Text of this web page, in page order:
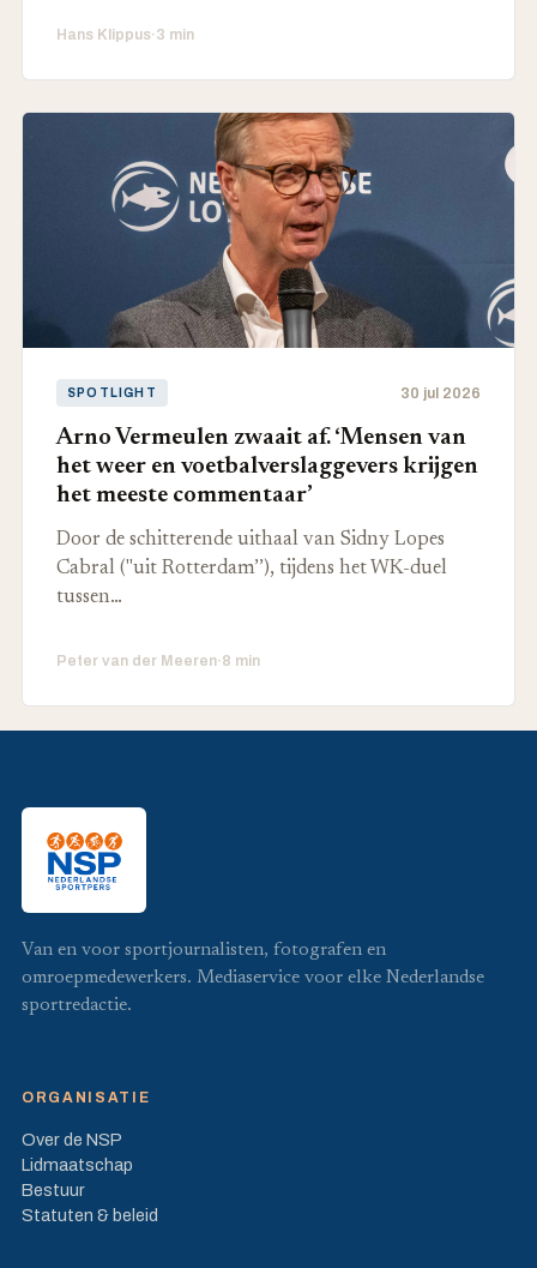
Hans Klippus·3 min
SPOTLIGHT 30 jul 2026
Arno Vermeulen zwaait af. ‘Mensen van
het weer en voetbalverslaggevers krijgen
het meeste commentaar’
Door de schitterende uithaal van Sidny Lopes
Cabral ("uit Rotterdam’’), tijdens het WK-duel
tussen…
Peter van der Meeren·8 min
Van en voor sportjournalisten, fotografen en
omroepmedewerkers. Mediaservice voor elke Nederlandse
sportredactie.
ORGANISATIE
Over de NSP
Lidmaatschap
Bestuur
Statuten & beleid